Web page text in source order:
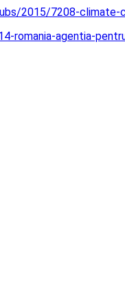
2015/7208-climate-
romania-agentia-